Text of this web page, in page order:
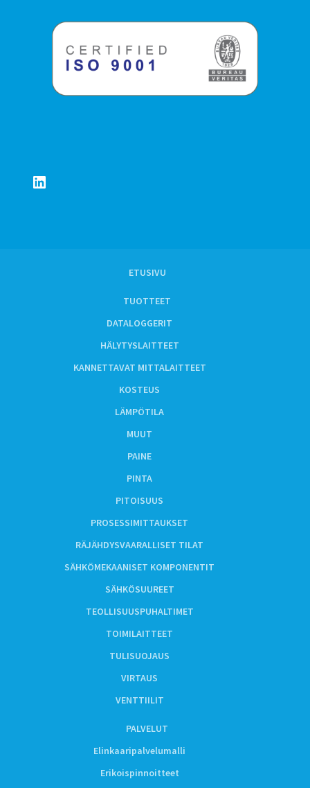
LinkedIn
ETUSIVU
TUOTTEET
DATALOGGERIT
HÄLYTYSLAITTEET
KANNETTAVAT MITTALAITTEET
KOSTEUS
LÄMPÖTILA
MUUT
PAINE
PINTA
PITOISUUS
PROSESSIMITTAUKSET
RÄJÄHDYSVAARALLISET TILAT
SÄHKÖMEKAANISET KOMPONENTIT
SÄHKÖSUUREET
TEOLLISUUSPUHALTIMET
TOIMILAITTEET
TULISUOJAUS
VIRTAUS
VENTTIILIT
PALVELUT
Elinkaaripalvelumalli
Erikoispinnoitteet